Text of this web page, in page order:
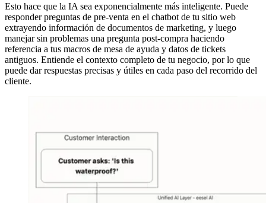
Esto hace que la IA sea exponencialmente más inteligente. Puede
responder preguntas de pre-venta en el chatbot de tu sitio web
extrayendo información de documentos de marketing, y luego
manejar sin problemas una pregunta post-compra haciendo
referencia a tus macros de mesa de ayuda y datos de tickets
antiguos. Entiende el contexto completo de tu negocio, por lo que
puede dar respuestas precisas y útiles en cada paso del recorrido del
cliente.